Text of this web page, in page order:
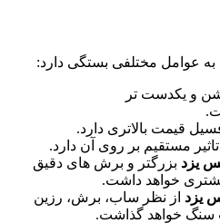
به عوامل مختلفی بستگی دارد:
و یکدست تر
قیمت بالاتری دارد.
تاثیر مستقیم بر روی آن دارد.
یزد بزرگتر و برش های دقیق
خواهد داشت.
یزد از نظر ساب، برش، رزین
سنگ خواهد گذاشت.